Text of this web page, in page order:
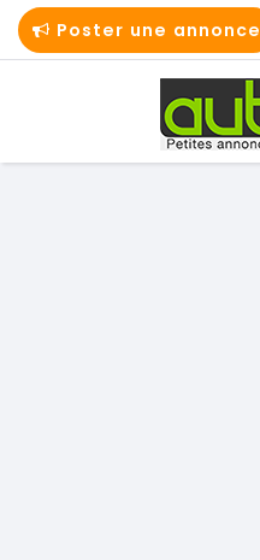
Poster une annonce